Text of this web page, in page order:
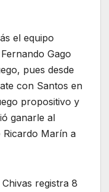
el equipo
Gago
pues desde
con Santos en
propositivo y
ganarle al
Ricardo Marín a
registra 8